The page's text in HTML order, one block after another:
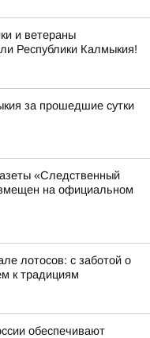
и ветераны
Республики Калмыкия!
за прошедшие сутки
«Следственный
на официальном
лотосов: с заботой о
к традициям
обеспечивают